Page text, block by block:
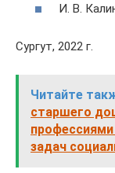
И. В.
Сургут, 2022 г.
Читайте
старшего
задач